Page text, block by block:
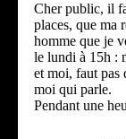
Cher public, il
places, que ma
homme que je
le lundi à 15h :
et moi, faut pas
moi qui parle.
Pendant une